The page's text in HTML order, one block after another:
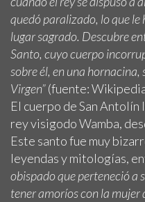
quedó paralizado, lo que
lugar sagrado. Descubre
Santo, cuyo cuerpo
sobre él, en una
Virgen”(fuente:
El cuerpo de San
rey visigodo Wamba,
Este santo fue muy
leyendas y mitologías,
obispado que perteneció a
tener amoríos con la mujer